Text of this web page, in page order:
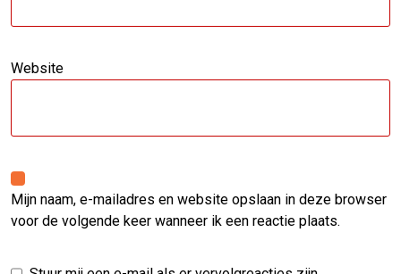
Website
Mijn naam, e-mailadres en website opslaan in deze browser
voor de volgende keer wanneer ik een reactie plaats.